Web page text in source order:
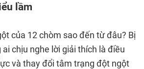
lầm
của 12 chòm sao đến từ đâu? Bị
ai chịu nghe lời giải thích là điều
và thay đổi tâm trạng đột ngột